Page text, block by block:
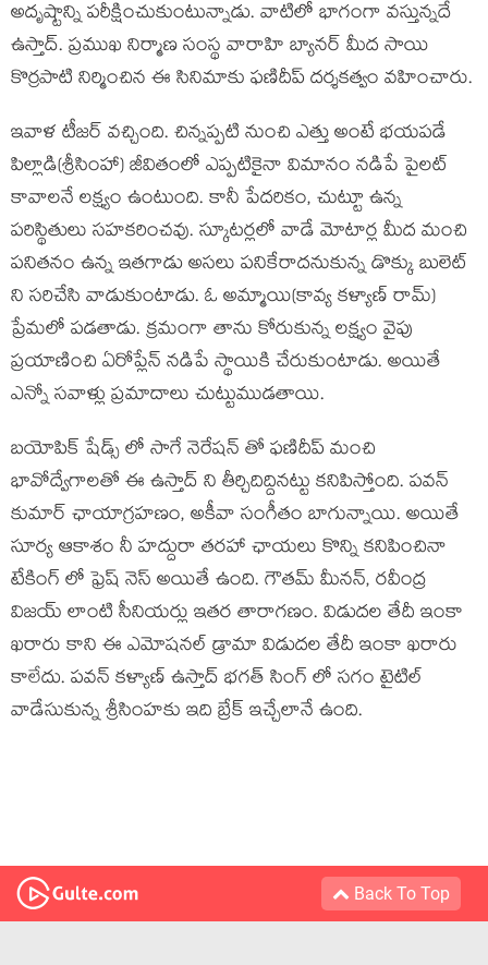
అదృష్టాన్ని పరీక్షించుకుంటున్నాడు. వాటిలో భాగంగా వస్తున్నదే
ఉస్తాద్. ప్రముఖ నిర్మాణ సంస్థ వారాహి బ్యానర్ మీద సాయి
కొర్రపాటి నిర్మించిన ఈ సినిమాకు ఫణిదీప్ దర్శకత్వం వహించారు.
ఇవాళ టీజర్ వచ్చింది. చిన్నప్పటి నుంచి ఎత్తు అంటే భయపడే
పిల్లాడి(శ్రీసింహా) జీవితంలో ఎప్పటికైనా విమానం నడిపే పైలట్
కావాలనే లక్ష్యం ఉంటుంది. కానీ పేదరికం, చుట్టూ ఉన్న
పరిస్థితులు సహకరించవు. స్కూటర్లలో వాడే మోటార్ల మీద మంచి
పనితనం ఉన్న ఇతగాడు అసలు పనికేరాదనుకున్న డొక్కు బులెట్
ని సరిచేసి వాడుకుంటాడు. ఓ అమ్మాయి(కావ్య కళ్యాణ్ రామ్)
ప్రేమలో పడతాడు. క్రమంగా తాను కోరుకున్న లక్ష్యం వైపు
ప్రయాణించి ఏరోప్లేన్ నడిపే స్థాయికి చేరుకుంటాడు. అయితే
ఎన్నో సవాళ్లు ప్రమాదాలు చుట్టుముడతాయి.
బయోపిక్ షేడ్స్ లో సాగే నెరేషన్ తో ఫణిదీప్ మంచి
భావోద్వేగాలతో ఈ ఉస్తాద్ ని తీర్చిదిద్దినట్టు కనిపిస్తోంది. పవన్
కుమార్ ఛాయాగ్రహణం, అకీవా సంగీతం బాగున్నాయి. అయితే
సూర్య ఆకాశం నీ హద్దురా తరహా ఛాయలు కొన్ని కనిపించినా
టేకింగ్ లో ఫ్రెష్ నెస్ అయితే ఉంది. గౌతమ్ మీనన్, రవీంద్ర
విజయ్ లాంటి సీనియర్లు ఇతర తారాగణం. విడుదల తేదీ ఇంకా
ఖరారు కాని ఈ ఎమోషనల్ డ్రామా విడుదల తేదీ ఇంకా ఖరారు
కాలేదు. పవన్ కళ్యాణ్ ఉస్తాద్ భగత్ సింగ్ లో సగం టైటిల్
వాడేసుకున్న శ్రీసింహకు ఇది బ్రేక్ ఇచ్చేలానే ఉంది.
Back To Top